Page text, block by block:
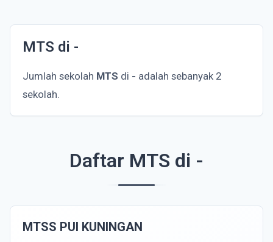
MTS di -
Jumlah sekolah MTS di - adalah sebanyak 2
sekolah.
Daftar MTS di -
MTSS PUI KUNINGAN